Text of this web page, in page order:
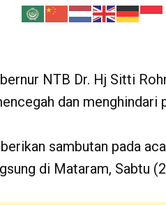
NTB Dr. Hj Sitti
dan
sambutan pada
di Mataram, Sabtu